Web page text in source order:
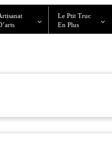
Le Ptit Truc
En Plus